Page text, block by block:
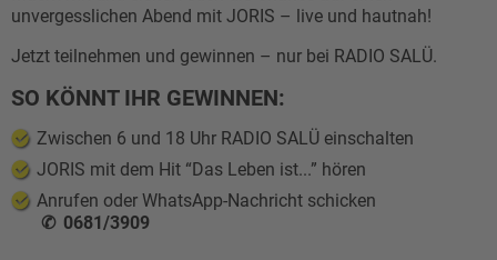
unvergesslichen Abend mit JORIS – live und hautnah!
Jetzt teilnehmen und gewinnen – nur bei RADIO SALÜ.
SO KÖNNT IHR GEWINNEN:
Zwischen 6 und 18 Uhr RADIO SALÜ einschalten
JORIS mit dem Hit “Das Leben ist...” hören
Anrufen oder WhatsApp-Nachricht schicken
0681/3909